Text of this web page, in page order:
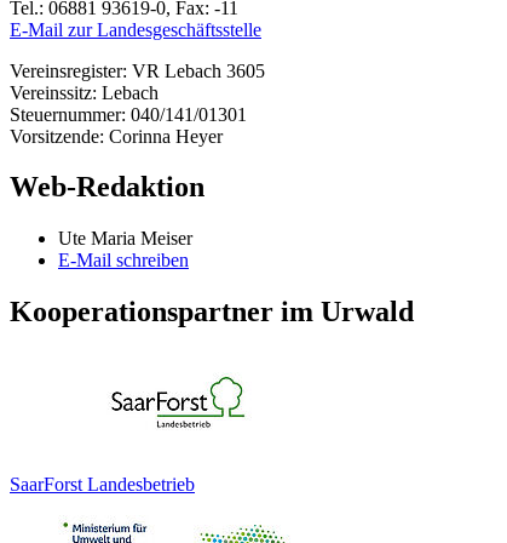
Tel.: 06881 93619-0, Fax: -11
E-Mail zur Landesgeschäftsstelle
Vereinsregister: VR Lebach 3605
Vereinssitz: Lebach
Steuernummer: 040/141/01301
Vorsitzende: Corinna Heyer
Web-Redaktion
Ute Maria Meiser
E-Mail schreiben
Kooperationspartner im Urwald
SaarForst Landesbetrieb